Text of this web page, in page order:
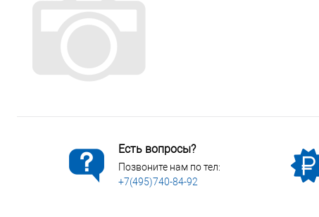
Сопутствующие товары Спецодежда
Электромонтажные изделия
Есть вопросы?
Позвоните нам по тел:
+7(495)740-84-92